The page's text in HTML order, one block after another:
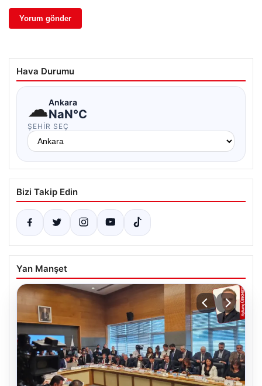
Hava Durumu
☁Ankara
NaN°C
ŞEHIR SEÇ
Bizi Takip Edin
Yan Manşet